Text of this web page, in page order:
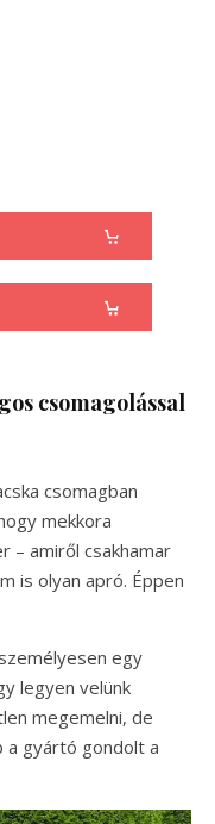
csomagolással
csomagban
mekkora
– amiről csakhamar
is olyan apró. Éppen
egy
legyen velünk
megemelni, de
a gyártó gondolt a